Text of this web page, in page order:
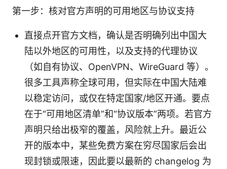
第一步：核对官方声明的可用地区与协议支持
直接点开官方文档，确认是否明确列出中国大
陆以外地区的可用性，以及支持的代理协议
（如自有协议、OpenVPN、WireGuard 等）。
很多工具声称全球可用，但实际在中国大陆难
以稳定访问，或仅在特定国家/地区开通。要点
在于“可用地区清单”和“协议版本”两项。若官方
声明只给出极窄的覆盖，风险就上升。最近公
开的版本中，某些免费方案在穷尽国家后会出
现封锁或限速，因此要以最新的 changelog 为